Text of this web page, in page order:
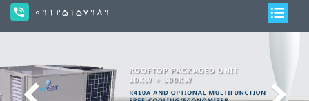
09125157989